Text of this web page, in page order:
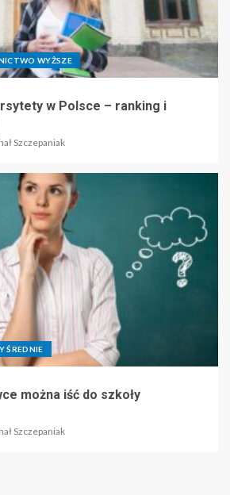
WYŻSZE
w Polsce – ranking i
Szczepaniak
ŚREDNIE
można iść do szkoły
Szczepaniak